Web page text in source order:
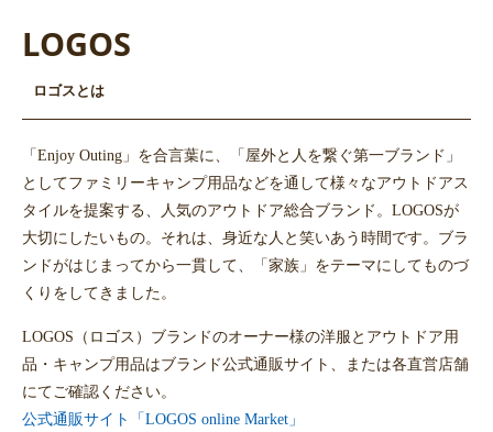
LOGOS
ロゴスとは
「Enjoy Outing」を合言葉に、「屋外と人を繋ぐ第一ブランド」
としてファミリーキャンプ用品などを通して様々なアウトドアス
タイルを提案する、人気のアウトドア総合ブランド。LOGOSが
大切にしたいもの。それは、身近な人と笑いあう時間です。ブラ
ンドがはじまってから一貫して、「家族」をテーマにしてものづ
くりをしてきました。
LOGOS（ロゴス）ブランドのオーナー様の洋服とアウトドア用
品・キャンプ用品はブランド公式通販サイト、または各直営店舗
にてご確認ください。
公式通販サイト「LOGOS online Market」